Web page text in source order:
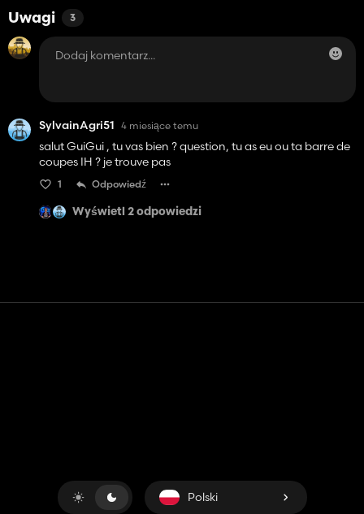
Uwagi 3
SylvainAgri51 4 miesiące temu
salut GuiGui , tu vas bien ? question, tu as eu ou ta barre de
coupes IH ? je trouve pas
1 Odpowiedź
Wyświetl 2 odpowiedzi
Polski